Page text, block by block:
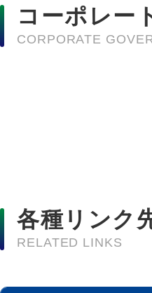
コーポレー
CORPORATE
各種リンク
RELATED LINKS